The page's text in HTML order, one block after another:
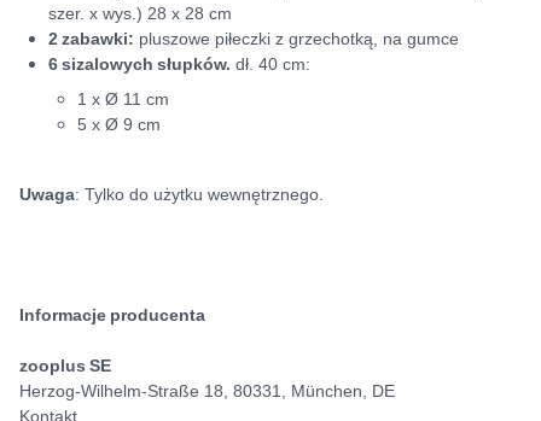
szer. x wys.) 28 x 28 cm
2 zabawki: pluszowe piłeczki z grzechotką, na gumce
6 sizalowych słupków. dł. 40 cm:
1 x Ø 11 cm
5 x Ø 9 cm
Uwaga: Tylko do użytku wewnętrznego.
Informacje producenta
zooplus SE
Herzog-Wilhelm-Straße 18, 80331, München, DE
Kontakt